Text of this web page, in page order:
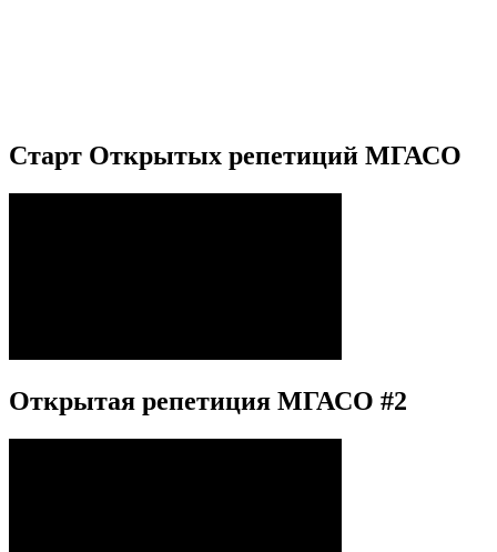
Старт Открытых репетиций МГАСО
Открытая репетиция МГАСО #2